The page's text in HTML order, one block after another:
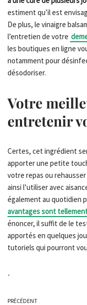
estiment qu’il est
De plus, le vinaigre
l’entretien de votre
les boutiques en ligne
notamment pour
désodoriser.
Votre
entretenir
Certes, cet ingrédient
apporter une petite
votre repas ou
ainsi l’utiliser avec
également au quotidien
avantages sont
énoncer, il suffit de le
apportés en quelques
tutoriels qui pourront
-
PRÉCÉDENT